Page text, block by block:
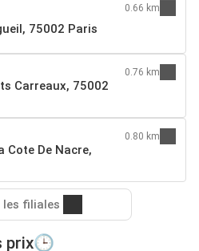
75002 Paris
0.66 km
Carreaux, 75002
0.76 km
Cote De Nacre,
0.80 km
les filiales
prix🕒